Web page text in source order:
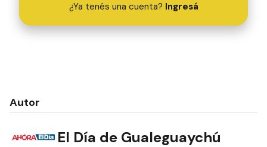
¿Ya tenés una cuenta? Ingresá
Autor
El Día de Gualeguaychú